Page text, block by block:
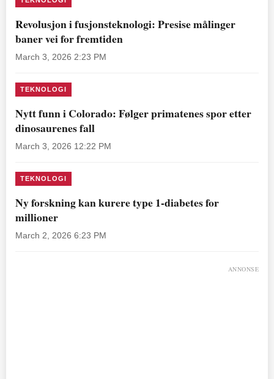
Revolusjon i fusjonsteknologi: Presise målinger
baner vei for fremtiden
March 3, 2026 2:23 PM
TEKNOLOGI
Nytt funn i Colorado: Følger primatenes spor etter
dinosaurenes fall
March 3, 2026 12:22 PM
TEKNOLOGI
Ny forskning kan kurere type 1-diabetes for
millioner
March 2, 2026 6:23 PM
ANNONSE